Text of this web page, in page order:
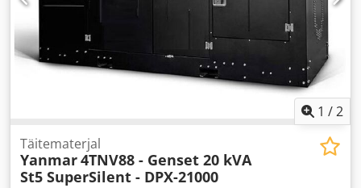
1 /2
Täitematerjal
Yanmar4TNV88 - Genset 20 kVA
St5 SuperSilent - DPX-21000